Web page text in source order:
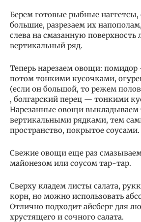
Берем готовые рыбные наггетсы,
большие, разрезаем их
слева на смазанную поверхность
вертикальный ряд.
Теперь нарезаем овощи:
потом тонкими кусочками,
(если он большой, то режем
, болгарский перец — тонкими
Нарезанные овощи
вертикальными рядками, тем
пространство, покрытое соусами.
Свежие овощи еще раз
майонезом или соусом тар-тар.
Сверху кладем листы салата,
корн, но можно использовать
Отлично подходит айсберг для
хрустящего и сочного салата.